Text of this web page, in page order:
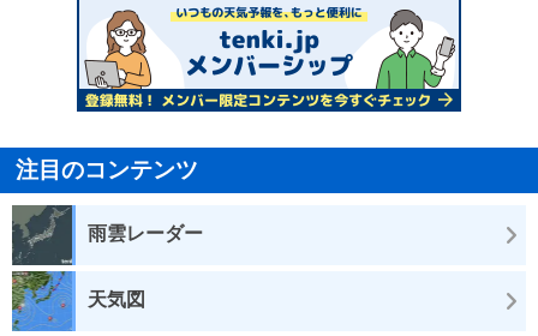
注目のコンテンツ
雨雲レーダー
天気図